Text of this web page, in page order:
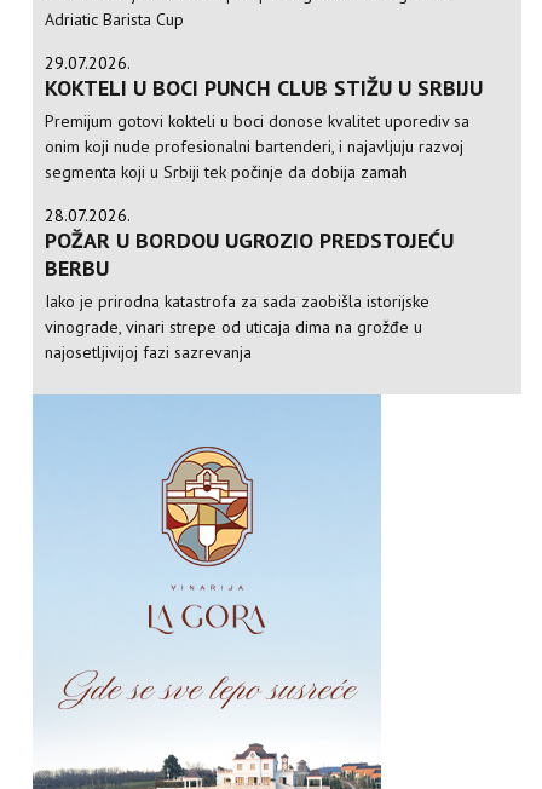
Adriatic Barista Cup
29.07.2026.
KOKTELI U BOCI PUNCH CLUB STIŽU U SRBIJU
Premijum gotovi kokteli u boci donose kvalitet uporediv sa
onim koji nude profesionalni bartenderi, i najavljuju razvoj
segmenta koji u Srbiji tek počinje da dobija zamah
28.07.2026.
POŽAR U BORDOU UGROZIO PREDSTOJEĆU
BERBU
Iako je prirodna katastrofa za sada zaobišla istorijske
vinograde, vinari strepe od uticaja dima na grožđe u
najosetljivijoj fazi sazrevanja